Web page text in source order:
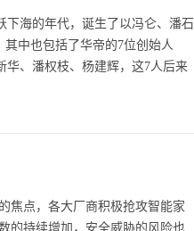
下海的年代，诞生了以冯仑、潘石
其中也包括了华帝的7位创始人
、潘权枝、杨建辉，这7人后来
焦点，各大厂商积极抢攻智能家
的持续增加，安全威胁的风险也